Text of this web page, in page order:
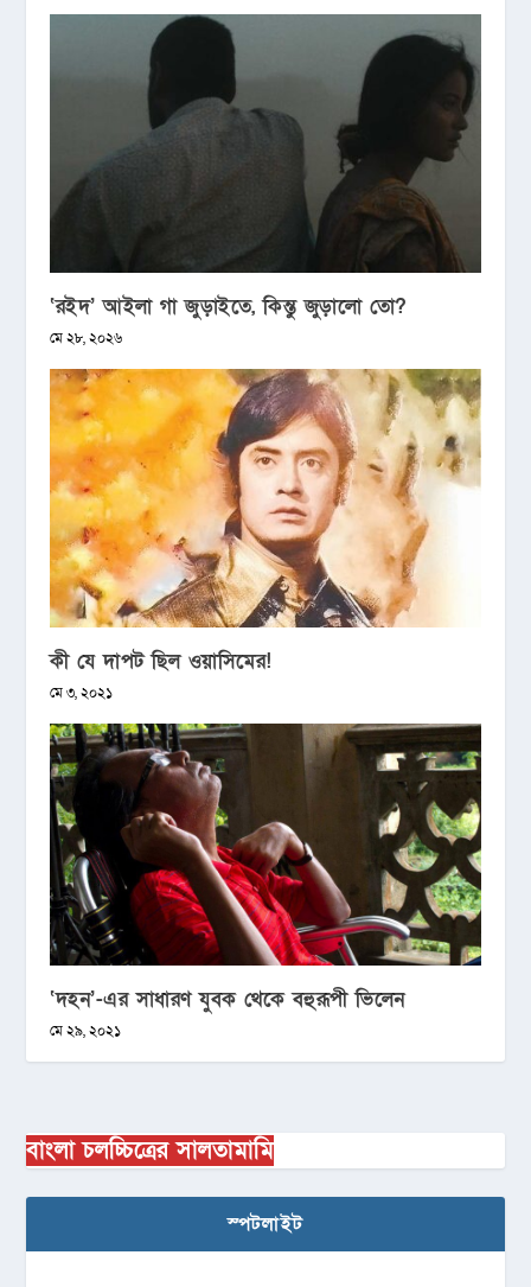
‘রইদ’ আইলা গা জুড়াইতে, কিন্তু জুড়ালো তো?
মে ২৮, ২০২৬
কী যে দাপট ছিল ওয়াসিমের!
মে ৩, ২০২১
‘দহন’-এর সাধারণ যুবক থেকে বহুরূপী ভিলেন
মে ২৯, ২০২১
বাংলা চলচ্চিত্রের সালতামামি
স্পটলাইট